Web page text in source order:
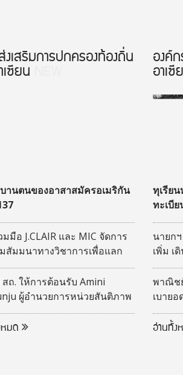
เสริมการปกครองท้องถิ่น
ซียน
านตนของอาสาสมัครอเมริกัน
มมือ J.CLAIR และ MIC จัดการ
สัมมนาทางวิชาการเพื่อแลก
องค์ความรู้ระหว่างไทยและ
-CLAIR-MIC joint Hybrid
ประจำปีงบประมาณ 2569
ถ. ให้การต้อนรับ Amini
ผู้อำนวยการหน่วยสันติภาพ
เมริกา (Peace Corps) ประจำ
ศไทย
มด
องค์
อาเซี
ทุเรีย
ทะเบี
ได้หมื่
นายก
เพิ่ม เ
ชายแ
พาณิช
เบายอ
อ่านทั้ง